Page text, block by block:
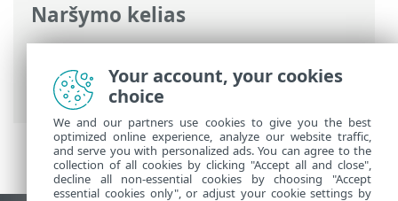
Naršymo kelias
ESET interneto žinynas>ESET NOD32
Antivirus
>Darbas su ESET NOD32
Antivirus
> Apžvalga
Your account, your cookies
choice
We and our partners use cookies to give you the best
optimized online experience, analyze our website traffic,
and serve you with personalized ads. You can agree to the
collection of all cookies by clicking "Accept all and close",
decline all non-essential cookies by choosing "Accept
essential cookies only", or adjust your cookie settings by